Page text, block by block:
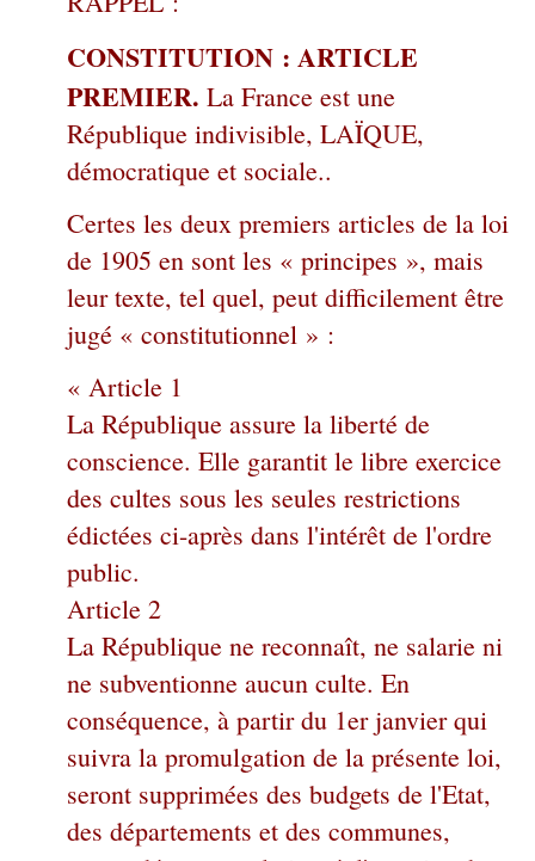
CONSTITUTION : ARTICLE
PREMIER. La France est une
République indivisible, LAÏQUE,
démocratique et sociale..
Certes les deux premiers articles de la loi
de 1905 en sont les « principes », mais
leur texte, tel quel, peut difficilement être
jugé « constitutionnel » :
« Article 1
La République assure la liberté de
conscience. Elle garantit le libre exercice
des cultes sous les seules restrictions
édictées ci-après dans l'intérêt de l'ordre
public.
Article 2
La République ne reconnaît, ne salarie ni
ne subventionne aucun culte. En
conséquence, à partir du 1er janvier qui
suivra la promulgation de la présente loi,
seront supprimées des budgets de l'Etat,
des départements et des communes,